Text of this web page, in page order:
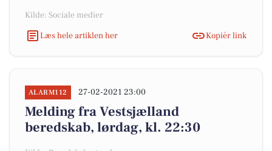
Kilde: Sociale medier
Læs hele artiklen her
Kopiér link
ALARM112 27-02-2021 23:00
Melding fra Vestsjælland
beredskab, lørdag, kl. 22:30